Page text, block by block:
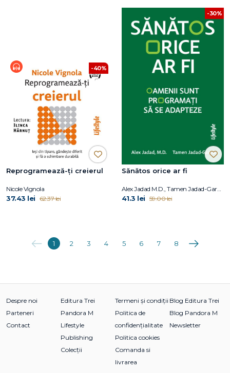
-40%
Reprogramează-ți creierul
Nicole Vignola
37.43 lei 62.37 lei
-30%
Sănătos orice ar fi
Alex Jadad M.D., Tamen Jadad-Garcia
41.3 lei 59.00 lei
Anterioara
1 2 3 4 5 6 7 8 Următoarea
Despre noi
Parteneri
Contact
Editura Trei
Pandora M
Lifestyle
Publishing
Colecții
Termeni și condiții
Politica de
confidențialitate
Politica cookies
Comanda si
livrarea
Blog Editura Trei
Blog Pandora M
Newsletter